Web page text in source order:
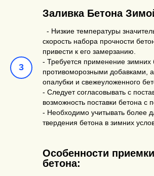
Заливка Бетона
- Низкие температуры
скорость набора прочности
привести к его замерзанию.
- Требуется применение зимних
противоморозными добавками,
опалубки и свежеуложенного
- Следует согласовывать с
возможность поставки бетона с
- Необходимо учитывать более
твердения бетона в зимних
Особенности
бетона: